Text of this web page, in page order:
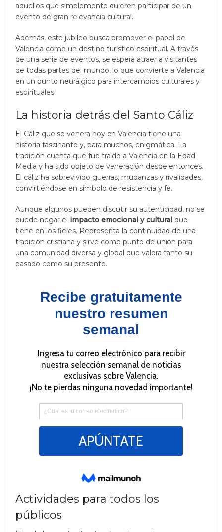
aquellos que simplemente quieren participar de un
evento de gran relevancia cultural.
Además, este jubileo busca promover el papel de
Valencia como un destino turístico espiritual. A través
de una serie de eventos, se espera atraer a visitantes
de todas partes del mundo, lo que convierte a Valencia
en un punto neurálgico para intercambios culturales y
espirituales.
La historia detrás del Santo Cáliz
El Cáliz que se venera hoy en Valencia tiene una
historia fascinante y, para muchos, enigmática. La
tradición cuenta que fue traído a Valencia en la Edad
Media y ha sido objeto de veneración desde entonces.
El cáliz ha sobrevivido guerras, mudanzas y rivalidades,
convirtiéndose en símbolo de resistencia y fe.
Aunque algunos pueden discutir su autenticidad, no se
puede negar el impacto emocional y cultural que
tiene en los fieles. Representa la continuidad de una
tradición cristiana y sirve como punto de unión para
una comunidad diversa y global que valora tanto su
pasado como su presente.
Actividades para todos los
públicos